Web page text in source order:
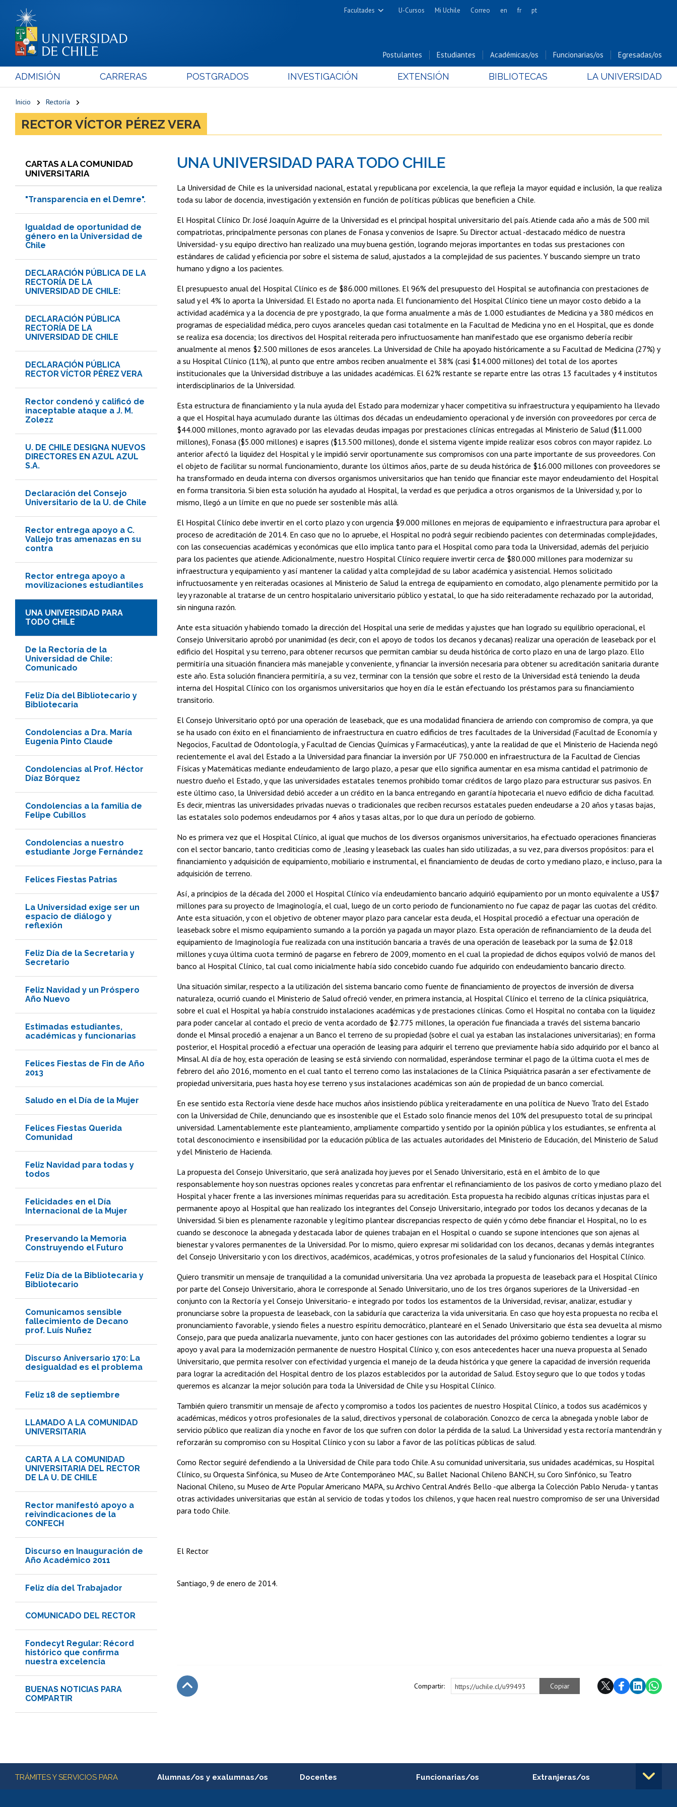
Facultades
Cs. Físicas y Matemáticas
Cs. Forestales y Conservación
Cs. Químicas y Farmacéuticas
Cs. Sociales
Estudios Avanzados en Educación
Alimentos
Hospital Clínico
U-Cursos Mi Uchile Correo en fr pt
Postulantes Estudiantes Académicas/os Funcionarias/os Egresadas/os
ADMISIÓN CARRERAS POSTGRADOS INVESTIGACIÓN EXTENSIÓN BIBLIOTECAS LA UNIVERSIDAD
Inicio Rectoría
RECTOR VÍCTOR PÉREZ VERA
CARTAS A LA COMUNIDAD
UNIVERSITARIA
"Transparencia en el Demre".
Igualdad de oportunidad de
género en la Universidad de
Chile
DECLARACIÓN PÚBLICA DE LA
RECTORÍA DE LA
UNIVERSIDAD DE CHILE:
DECLARACIÓN PÚBLICA
RECTORÍA DE LA
UNIVERSIDAD DE CHILE
DECLARACIÓN PÚBLICA
RECTOR VÍCTOR PÉREZ VERA
Rector condenó y calificó de
inaceptable ataque a J. M.
Zolezz
U. DE CHILE DESIGNA NUEVOS
DIRECTORES EN AZUL AZUL
S.A.
Declaración del Consejo
Universitario de la U. de Chile
Rector entrega apoyo a C.
Vallejo tras amenazas en su
contra
Rector entrega apoyo a
movilizaciones estudiantiles
UNA UNIVERSIDAD PARA
TODO CHILE
De la Rectoría de la
Universidad de Chile:
Comunicado
Feliz Día del Bibliotecario y
Bibliotecaria
Condolencias a Dra. María
Eugenia Pinto Claude
Condolencias al Prof. Héctor
Díaz Bórquez
Condolencias a la familia de
Felipe Cubillos
Condolencias a nuestro
estudiante Jorge Fernández
Felices Fiestas Patrias
La Universidad exige ser un
espacio de diálogo y
reflexión
Feliz Día de la Secretaria y
Secretario
Feliz Navidad y un Próspero
Año Nuevo
Estimadas estudiantes,
académicas y funcionarias
Felices Fiestas de Fin de Año
2013
Saludo en el Día de la Mujer
Felices Fiestas Querida
Comunidad
Feliz Navidad para todas y
todos
Felicidades en el Día
Internacional de la Mujer
Preservando la Memoria
Construyendo el Futuro
Feliz Día de la Bibliotecaria y
Bibliotecario
Comunicamos sensible
fallecimiento de Decano
prof. Luís Nuñez
Discurso Aniversario 170: La
desigualdad es el problema
Feliz 18 de septiembre
LLAMADO A LA COMUNIDAD
UNIVERSITARIA
CARTA A LA COMUNIDAD
UNIVERSITARIA DEL RECTOR
DE LA U. DE CHILE
Rector manifestó apoyo a
reivindicaciones de la
CONFECH
Discurso en Inauguración de
Año Académico 2011
Feliz día del Trabajador
COMUNICADO DEL RECTOR
Fondecyt Regular: Récord
histórico que confirma
nuestra excelencia
BUENAS NOTICIAS PARA
COMPARTIR
UNA UNIVERSIDAD PARA TODO CHILE
La Universidad de Chile es la universidad nacional, estatal y republicana por excelencia, la que refleja la mayor equidad e inclusión, la que realiza
toda su labor de docencia, investigación y extensión en función de políticas públicas que beneficien a Chile.
El Hospital Clínico Dr. José Joaquín Aguirre de la Universidad es el principal hospital universitario del país. Atiende cada año a más de 500 mil
compatriotas, principalmente personas con planes de Fonasa y convenios de Isapre. Su Director actual -destacado médico de nuestra
Universidad- y su equipo directivo han realizado una muy buena gestión, logrando mejoras importantes en todas sus prestaciones con
estándares de calidad y eficiencia por sobre el sistema de salud, ajustados a la complejidad de sus pacientes. Y buscando siempre un trato
humano y digno a los pacientes.
El presupuesto anual del Hospital Clínico es de $86.000 millones. El 96% del presupuesto del Hospital se autofinancia con prestaciones de
salud y el 4% lo aporta la Universidad. El Estado no aporta nada. El funcionamiento del Hospital Clínico tiene un mayor costo debido a la
actividad académica y a la docencia de pre y postgrado, la que forma anualmente a más de 1.000 estudiantes de Medicina y a 380 médicos en
programas de especialidad médica, pero cuyos aranceles quedan casi totalmente en la Facultad de Medicina y no en el Hospital, que es donde
se realiza esa docencia; los directivos del Hospital reiterada pero infructuosamente han manifestado que ese organismo debería recibir
anualmente al menos $2.500 millones de esos aranceles. La Universidad de Chile ha apoyado históricamente a su Facultad de Medicina (27%) y
a su Hospital Clínico (11%), al punto que entre ambos reciben anualmente el 38% (casi $14.000 millones) del total de los aportes
institucionales que la Universidad distribuye a las unidades académicas. El 62% restante se reparte entre las otras 13 facultades y 4 institutos
interdisciplinarios de la Universidad.
Esta estructura de financiamiento y la nula ayuda del Estado para modernizar y hacer competitiva su infraestructura y equipamiento ha llevado
a que el Hospital haya acumulado durante las últimas dos décadas un endeudamiento operacional y de inversión con proveedores por cerca de
$44.000 millones, monto agravado por las elevadas deudas impagas por prestaciones clínicas entregadas al Ministerio de Salud ($11.000
millones), Fonasa ($5.000 millones) e isapres ($13.500 millones), donde el sistema vigente impide realizar esos cobros con mayor rapidez. Lo
anterior afectó la liquidez del Hospital y le impidió servir oportunamente sus compromisos con una parte importante de sus proveedores. Con
el objeto de facilitar su normal funcionamiento, durante los últimos años, parte de su deuda histórica de $16.000 millones con proveedores se
ha transformado en deuda interna con diversos organismos universitarios que han tenido que financiar este mayor endeudamiento del Hospital
en forma transitoria. Si bien esta solución ha ayudado al Hospital, la verdad es que perjudica a otros organismos de la Universidad y, por lo
mismo, llegó a un límite en que no puede ser sostenible más allá.
El Hospital Clínico debe invertir en el corto plazo y con urgencia $9.000 millones en mejoras de equipamiento e infraestructura para aprobar el
proceso de acreditación de 2014. En caso que no lo apruebe, el Hospital no podrá seguir recibiendo pacientes con determinadas complejidades,
con las consecuencias académicas y económicas que ello implica tanto para el Hospital como para toda la Universidad, además del perjuicio
para los pacientes que atiende. Adicionalmente, nuestro Hospital Clínico requiere invertir cerca de $80.000 millones para modernizar su
infraestructura y equipamiento y así mantener la calidad y alta complejidad de su labor académica y asistencial. Hemos solicitado
infructuosamente y en reiteradas ocasiones al Ministerio de Salud la entrega de equipamiento en comodato, algo plenamente permitido por la
ley y razonable al tratarse de un centro hospitalario universitario público y estatal, lo que ha sido reiteradamente rechazado por la autoridad,
sin ninguna razón.
Ante esta situación y habiendo tomado la dirección del Hospital una serie de medidas y ajustes que han logrado su equilibrio operacional, el
Consejo Universitario aprobó por unanimidad (es decir, con el apoyo de todos los decanos y decanas) realizar una operación de leaseback por el
edificio del Hospital y su terreno, para obtener recursos que permitan cambiar su deuda histórica de corto plazo en una de largo plazo. Ello
permitiría una situación financiera más manejable y conveniente, y financiar la inversión necesaria para obtener su acreditación sanitaria durante
este año. Esta solución financiera permitiría, a su vez, terminar con la tensión que sobre el resto de la Universidad está teniendo la deuda
interna del Hospital Clínico con los organismos universitarios que hoy en día le están efectuando los préstamos para su financiamiento
transitorio.
El Consejo Universitario optó por una operación de leaseback, que es una modalidad financiera de arriendo con compromiso de compra, ya que
se ha usado con éxito en el financiamiento de infraestructura en cuatro edificios de tres facultades de la Universidad (Facultad de Economía y
Negocios, Facultad de Odontología, y Facultad de Ciencias Químicas y Farmacéuticas), y ante la realidad de que el Ministerio de Hacienda negó
recientemente el aval del Estado a la Universidad para financiar la inversión por UF 750.000 en infraestructura de la Facultad de Ciencias
Físicas y Matemáticas mediante endeudamiento de largo plazo, a pesar que ello significa aumentar en esa misma cantidad el patrimonio de
nuestro dueño el Estado, y que las universidades estatales tenemos prohibido tomar créditos de largo plazo para estructurar sus pasivos. En
este último caso, la Universidad debió acceder a un crédito en la banca entregando en garantía hipotecaria el nuevo edificio de dicha facultad.
Es decir, mientras las universidades privadas nuevas o tradicionales que reciben recursos estatales pueden endeudarse a 20 años y tasas bajas,
las estatales solo podemos endeudarnos por 4 años y tasas altas, por lo que dura un período de gobierno.
No es primera vez que el Hospital Clínico, al igual que muchos de los diversos organismos universitarios, ha efectuado operaciones financieras
con el sector bancario, tanto crediticias como de ,leasing y leaseback las cuales han sido utilizadas, a su vez, para diversos propósitos: para el
financiamiento y adquisición de equipamiento, mobiliario e instrumental, el financiamiento de deudas de corto y mediano plazo, e incluso, para la
adquisición de terreno.
Así, a principios de la década del 2000 el Hospital Clínico vía endeudamiento bancario adquirió equipamiento por un monto equivalente a US$7
millones para su proyecto de Imaginología, el cual, luego de un corto periodo de funcionamiento no fue capaz de pagar las cuotas del crédito.
Ante esta situación, y con el objetivo de obtener mayor plazo para cancelar esta deuda, el Hospital procedió a efectuar una operación de
leaseback sobre el mismo equipamiento sumando a la porción ya pagada un mayor plazo. Esta operación de refinanciamiento de la deuda del
equipamiento de Imaginología fue realizada con una institución bancaria a través de una operación de leaseback por la suma de $2.018
millones y cuya última cuota terminó de pagarse en febrero de 2009, momento en el cual la propiedad de dichos equipos volvió de manos del
banco al Hospital Clínico, tal cual como inicialmente había sido concebido cuando fue adquirido con endeudamiento bancario directo.
Una situación similar, respecto a la utilización del sistema bancario como fuente de financiamiento de proyectos de inversión de diversa
naturaleza, ocurrió cuando el Ministerio de Salud ofreció vender, en primera instancia, al Hospital Clínico el terreno de la clínica psiquiátrica,
sobre el cual el Hospital ya había construido instalaciones académicas y de prestaciones clínicas. Como el Hospital no contaba con la liquidez
para poder cancelar al contado el precio de venta acordado de $2.775 millones, la operación fue financiada a través del sistema bancario
donde el Minsal procedió a enajenar a un Banco el terreno de su propiedad (sobre el cual ya estaban las instalaciones universitarias); en forma
posterior, el Hospital procedió a efectuar una operación de leasing para adquirir el terreno que previamente había sido adquirido por el banco al
Minsal. Al día de hoy, esta operación de leasing se está sirviendo con normalidad, esperándose terminar el pago de la última cuota el mes de
febrero del año 2016, momento en el cual tanto el terreno como las instalaciones de la Clínica Psiquiátrica pasarán a ser efectivamente de
propiedad universitaria, pues hasta hoy ese terreno y sus instalaciones académicas son aún de propiedad de un banco comercial.
En ese sentido esta Rectoría viene desde hace muchos años insistiendo pública y reiteradamente en una política de Nuevo Trato del Estado
con la Universidad de Chile, denunciando que es insostenible que el Estado solo financie menos del 10% del presupuesto total de su principal
universidad. Lamentablemente este planteamiento, ampliamente compartido y sentido por la opinión pública y los estudiantes, se enfrenta al
total desconocimiento e insensibilidad por la educación pública de las actuales autoridades del Ministerio de Educación, del Ministerio de Salud
y del Ministerio de Hacienda.
La propuesta del Consejo Universitario, que será analizada hoy jueves por el Senado Universitario, está en el ámbito de lo que
responsablemente hoy son nuestras opciones reales y concretas para enfrentar el refinanciamiento de los pasivos de corto y mediano plazo del
Hospital y hacer frente a las inversiones mínimas requeridas para su acreditación. Esta propuesta ha recibido algunas críticas injustas para el
permanente apoyo al Hospital que han realizado los integrantes del Consejo Universitario, integrado por todos los decanos y decanas de la
Universidad. Si bien es plenamente razonable y legítimo plantear discrepancias respecto de quién y cómo debe financiar el Hospital, no lo es
cuando se desconoce la abnegada y destacada labor de quienes trabajan en el Hospital o cuando se supone intenciones que son ajenas al
bienestar y valores permanentes de la Universidad. Por lo mismo, quiero expresar mi solidaridad con los decanos, decanas y demás integrantes
del Consejo Universitario y con los directivos, académicos, académicas, y otros profesionales de la salud y funcionarios del Hospital Clínico.
Quiero transmitir un mensaje de tranquilidad a la comunidad universitaria. Una vez aprobada la propuesta de leaseback para el Hospital Clínico
por parte del Consejo Universitario, ahora le corresponde al Senado Universitario, uno de los tres órganos superiores de la Universidad -en
conjunto con la Rectoría y el Consejo Universitario- e integrado por todos los estamentos de la Universidad, revisar, analizar, estudiar y
pronunciarse sobre la propuesta de leaseback, con la sabiduría que caracteriza la vida universitaria. En caso que hoy esta propuesta no reciba el
pronunciamiento favorable, y siendo fieles a nuestro espíritu democrático, plantearé en el Senado Universitario que ésta sea devuelta al mismo
Consejo, para que pueda analizarla nuevamente, junto con hacer gestiones con las autoridades del próximo gobierno tendientes a lograr su
apoyo y aval para la modernización permanente de nuestro Hospital Clínico y, con esos antecedentes hacer una nueva propuesta al Senado
Universitario, que permita resolver con efectividad y urgencia el manejo de la deuda histórica y que genere la capacidad de inversión requerida
para lograr la acreditación del Hospital dentro de los plazos establecidos por la autoridad de Salud. Estoy seguro que lo que todos y todas
queremos es alcanzar la mejor solución para toda la Universidad de Chile y su Hospital Clínico.
También quiero transmitir un mensaje de afecto y compromiso a todos los pacientes de nuestro Hospital Clínico, a todos sus académicos y
académicas, médicos y otros profesionales de la salud, directivos y personal de colaboración. Conozco de cerca la abnegada y noble labor de
servicio público que realizan día y noche en favor de los que sufren con dolor la pérdida de la salud. La Universidad y esta rectoría mantendrán y
reforzarán su compromiso con su Hospital Clínico y con su labor a favor de las políticas públicas de salud.
Como Rector seguiré defendiendo a la Universidad de Chile para todo Chile. A su comunidad universitaria, sus unidades académicas, su Hospital
Clínico, su Orquesta Sinfónica, su Museo de Arte Contemporáneo MAC, su Ballet Nacional Chileno BANCH, su Coro Sinfónico, su Teatro
Nacional Chileno, su Museo de Arte Popular Americano MAPA, su Archivo Central Andrés Bello -que alberga la Colección Pablo Neruda- y tantas
otras actividades universitarias que están al servicio de todas y todos los chilenos, y que hacen real nuestro compromiso de ser una Universidad
para todo Chile.
El Rector
Santiago, 9 de enero de 2014.
Compartir: https://uchile.cl/u99493 Copiar
Más información
TRÁMITES Y SERVICIOS PARA Alumnas/os y exalumnas/os Docentes Funcionarias/os Extranjeras/os